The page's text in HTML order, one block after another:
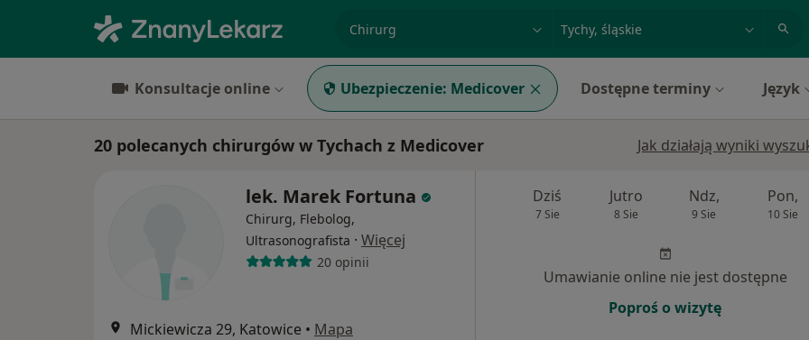
miasto lub dzielnica
Konsultacje online Ubezpieczenie: Medicover Dostępne terminy Język
20 polecanych chirurgów w Tychach z Medicover Jak działają wyniki
lek. Marek Fortuna
Chirurg, Flebolog,
Ultrasonografista · Więcej
20 opinii
Mickiewicza 29, Katowice • Mapa
Dziś
7 Sie
Jutro
8 Sie
Ndz,
9 Sie
Pon,
10 Sie
Umawianie online nie jest dostępne
Poproś o wizytę